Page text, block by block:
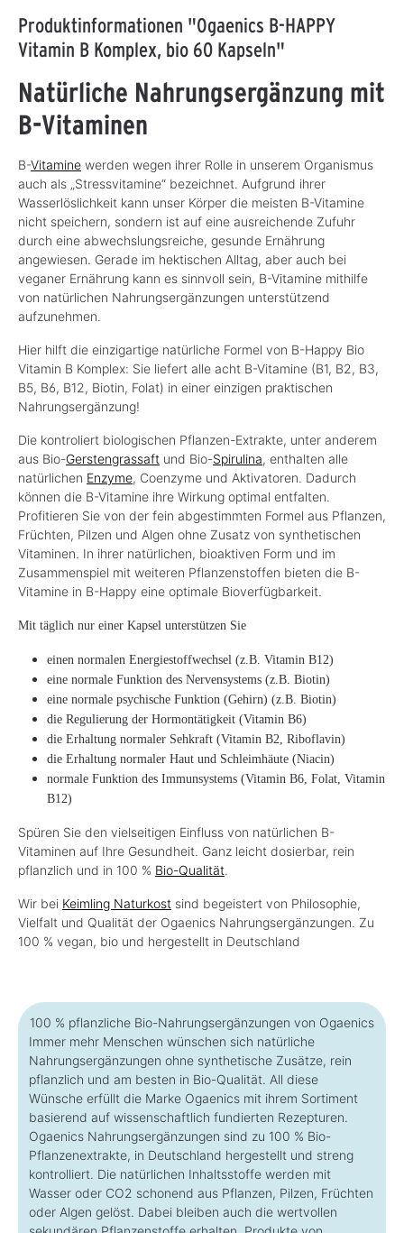
Produktinformationen "Ogaenics B-HAPPY
Vitamin B Komplex, bio 60 Kapseln"
Natürliche Nahrungsergänzung mit
B-Vitaminen
B-Vitamine werden wegen ihrer Rolle in unserem Organismus
auch als „Stressvitamine“ bezeichnet. Aufgrund ihrer
Wasserlöslichkeit kann unser Körper die meisten B-Vitamine
nicht speichern, sondern ist auf eine ausreichende Zufuhr
durch eine abwechslungsreiche, gesunde Ernährung
angewiesen. Gerade im hektischen Alltag, aber auch bei
veganer Ernährung kann es sinnvoll sein, B-Vitamine mithilfe
von natürlichen Nahrungsergänzungen unterstützend
aufzunehmen.
Hier hilft die einzigartige natürliche Formel von B-Happy Bio
Vitamin B Komplex: Sie liefert alle acht B-Vitamine (B1, B2, B3,
B5, B6, B12, Biotin, Folat) in einer einzigen praktischen
Nahrungsergänzung!
Die kontroliert biologischen Pflanzen-Extrakte, unter anderem
aus Bio-Gerstengrassaft und Bio-Spirulina, enthalten alle
natürlichen Enzyme, Coenzyme und Aktivatoren. Dadurch
können die B-Vitamine ihre Wirkung optimal entfalten.
Profitieren Sie von der fein abgestimmten Formel aus Pflanzen,
Früchten, Pilzen und Algen ohne Zusatz von synthetischen
Vitaminen. In ihrer natürlichen, bioaktiven Form und im
Zusammenspiel mit weiteren Pflanzenstoffen bieten die B-
Vitamine in B-Happy eine optimale Bioverfügbarkeit.
Mit täglich nur einer Kapsel unterstützen Sie
einen normalen Energiestoffwechsel (z.B. Vitamin B12)
eine normale Funktion des Nervensystems (z.B. Biotin)
eine normale psychische Funktion (Gehirn) (z.B. Biotin)
die Regulierung der Hormontätigkeit (Vitamin B6)
die Erhaltung normaler Sehkraft (Vitamin B2, Riboflavin)
die Erhaltung normaler Haut und Schleimhäute (Niacin)
normale Funktion des Immunsystems (Vitamin B6, Folat, Vitamin
B12)
Spüren Sie den vielseitigen Einfluss von natürlichen B-
Vitaminen auf Ihre Gesundheit. Ganz leicht dosierbar, rein
pflanzlich und in 100 % Bio-Qualität.
Wir bei Keimling Naturkost sind begeistert von Philosophie,
Vielfalt und Qualität der Ogaenics Nahrungsergänzungen. Zu
100 % vegan, bio und hergestellt in Deutschland
100 % pflanzliche Bio-Nahrungsergänzungen von Ogaenics
Immer mehr Menschen wünschen sich natürliche
Nahrungsergänzungen ohne synthetische Zusätze, rein
pflanzlich und am besten in Bio-Qualität. All diese
Wünsche erfüllt die Marke Ogaenics mit ihrem Sortiment
basierend auf wissenschaftlich fundierten Rezepturen.
Ogaenics Nahrungsergänzungen sind zu 100 % Bio-
Pflanzenextrakte, in Deutschland hergestellt und streng
kontrolliert. Die natürlichen Inhaltsstoffe werden mit
Wasser oder CO2 schonend aus Pflanzen, Pilzen, Früchten
oder Algen gelöst. Dabei bleiben auch die wertvollen